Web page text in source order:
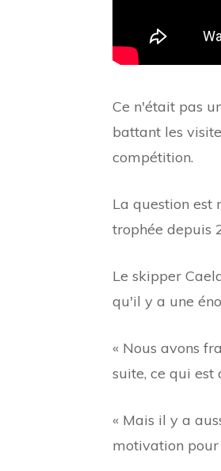
Ce n'était pas
battant les
compétition.
La question est
trophée depuis
Le skipper
qu'il y a une
« Nous avons
suite, ce qui est
« Mais il y a
motivation